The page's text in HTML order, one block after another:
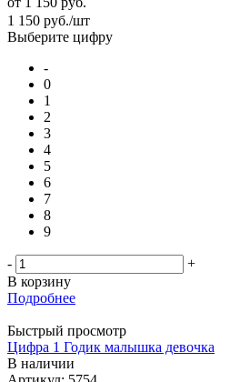
1 150 руб./шт
Выберите цифру
-
0
1
2
3
4
5
6
7
8
9
-
+
В корзину
Подробнее
Быстрый просмотр
Цифра 1 Годик малышка девочка
В наличии